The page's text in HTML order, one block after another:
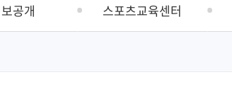
공개 스포츠교육센터